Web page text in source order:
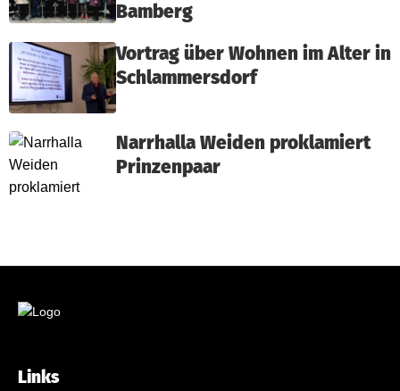
Bamberg
Vortrag über Wohnen im Alter in
Schlammersdorf
Narrhalla Weiden proklamiert
Prinzenpaar
Links